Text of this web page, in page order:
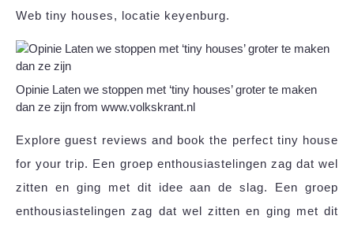
Web tiny houses, locatie keyenburg.
Opinie Laten we stoppen met ‘tiny houses’ groter te maken
dan ze zijn from www.volkskrant.nl
Explore guest reviews and book the perfect tiny house
for your trip. Een groep enthousiastelingen zag dat wel
zitten en ging met dit idee aan de slag. Een groep
enthousiastelingen zag dat wel zitten en ging met dit